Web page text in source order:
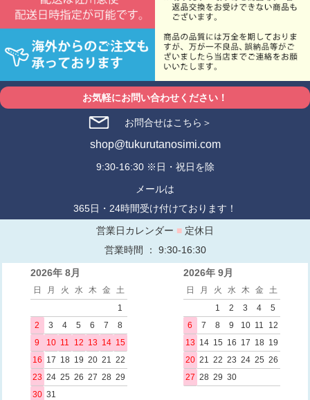
お気軽にお問い合わせください！
お問合せはこちら＞
shop@tukurutanosimi.com
9:30-16:30 ※日・祝日を除
メールは
365日・24時間受け付けております！
営業日カレンダー ■ 定休日
営業時間 ： 9:30-16:30
2026年 8月
日 月 火 水 木 金
土
1
2
3 4 5 6 7
8
9
10 11 12 13 14 15
16 17 18 19 20 21
22
23 24 25 26 27 28 29
30 31
2026年 9月
日 月 火 水 木 金
土
1
2 3 4
5
6
7 8 9 10 11
12
13 14 15 16 17 18 19
20 21 22 23 24 25 26
27 28 29 30